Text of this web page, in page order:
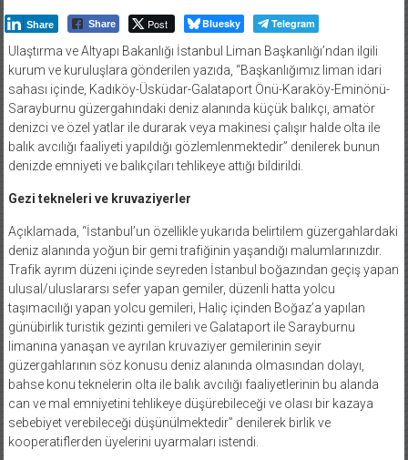
Share Share Post Bluesky Telegram
Ulaştırma ve Altyapı Bakanlığı İstanbul Liman Başkanlığı’ndan ilgili
kurum ve kuruluşlara gönderilen yazıda, “Başkanlığımız liman idari
sahası içinde, Kadıköy-Üsküdar-Galataport Önü-Karaköy-Eminönü-
Sarayburnu güzergahındaki deniz alanında küçük balıkçı, amatör
denizci ve özel yatlar ile durarak veya makinesi çalışır halde olta ile
balık avcılığı faaliyeti yapıldığı gözlemlenmektedir” denilerek bunun
denizde emniyeti ve balıkçıları tehlikeye attığı bildirildi.
Gezi tekneleri ve kruvaziyerler
Açıklamada, “İstanbul’un özellikle yukarıda belirtilem güzergahlardaki
deniz alanında yoğun bir gemi trafiğinin yaşandığı malumlarınızdır.
Trafik ayrım düzeni içinde seyreden İstanbul boğazından geçiş yapan
ulusal/uluslararsı sefer yapan gemiler, düzenli hatta yolcu
taşımacılığı yapan yolcu gemileri, Haliç içinden Boğaz’a yapılan
günübirlik turistik gezinti gemileri ve Galataport ile Sarayburnu
limanına yanaşan ve ayrılan kruvaziyer gemilerinin seyir
güzergahlarının söz konusu deniz alanında olmasından dolayı,
bahse konu teknelerin olta ile balık avcılığı faaliyetlerinin bu alanda
can ve mal emniyetini tehlikeye düşürebileceği ve olası bir kazaya
sebebiyet verebileceği düşünülmektedir” denilerek birlik ve
kooperatiflerden üyelerini uyarmaları istendi.